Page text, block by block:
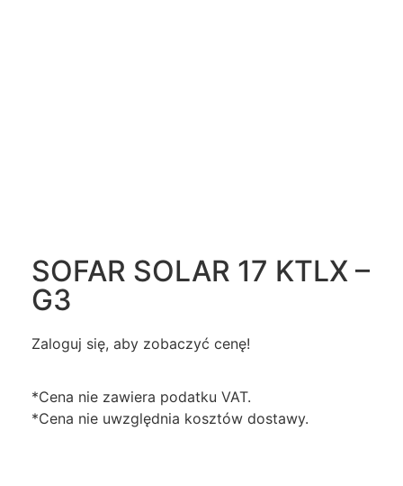
SOFAR SOLAR 17 KTLX –
G3
Zaloguj się, aby zobaczyć cenę!
*Cena nie zawiera podatku VAT.
*Cena nie uwzględnia kosztów dostawy.